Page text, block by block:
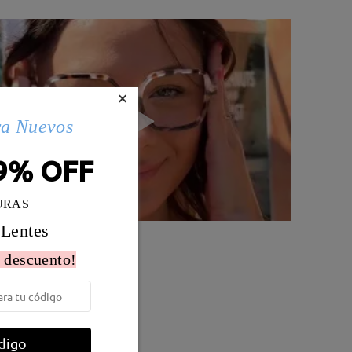
Peso:
×
Nuevos
OFF
descuento!